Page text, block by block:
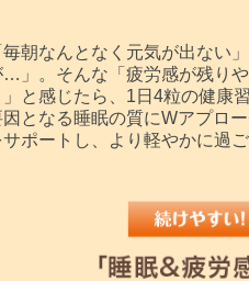
毎朝なんとなく元気が出ない
…」。そんな「疲労感が残り
」と感じたら、1日4粒の健康
因となる睡眠の質にWアプロ
サポートし、より軽やかに過